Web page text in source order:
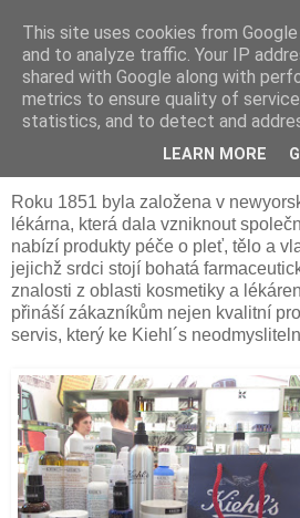
Something
středa 1. července 2015
Vyhlášení soutěže o
Roku 1851 byla založena v
lékárna, která dala vzniknout
nabízí produkty péče o pleť, tělo a
jejichž srdci stojí bohatá
znalosti z oblasti kosmetiky a
přináší zákazníkům nejen kvalitní
servis, který ke Kiehl´s
This site uses cookies from
and to analyze traffic. Your IP
shared with Google along with
metrics to ensure quality of
statistics, and to detect and
LEARN MORE